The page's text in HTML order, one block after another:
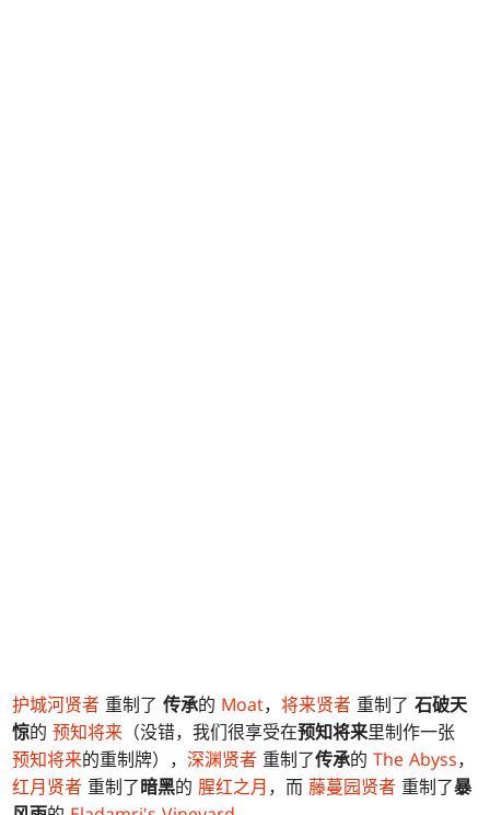
护城河贤者 重制了传承的 Moat，将来贤者 重制了石破天
惊的预知将来 （没错，我们很享受在预知将来里制作一张
预知将来的重制牌），深渊贤者 重制了传承的The Abyss，
红月贤者 重制了暗黑的 腥红之月，而 藤蔓园贤者 重制了暴